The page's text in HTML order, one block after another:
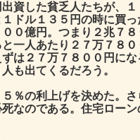
資した貧乏人たちが、
ドル１３５円の時に買
０億円。つまり２兆７
一人あたり２７万７８
は２７万７８００円に
も出てくるだろう。
％の利上げを決めた。
なのである。住宅ロー